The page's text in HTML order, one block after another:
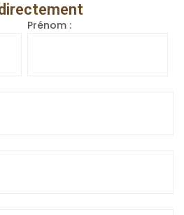
Prénom :